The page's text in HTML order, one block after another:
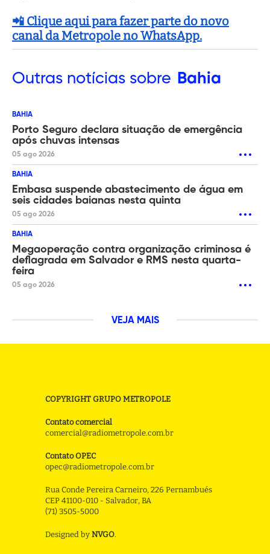
📲 Clique aqui para fazer parte do novo
canal da Metropole no WhatsApp.
Outras notícias sobre Bahia
BAHIA
Porto Seguro declara situação de emergência
após chuvas intensas
05 ago 2026
BAHIA
Embasa suspende abastecimento de água em
seis cidades baianas nesta quinta
05 ago 2026
BAHIA
Megaoperação contra organização criminosa é
deflagrada em Salvador e RMS nesta quarta-
feira
05 ago 2026
VEJA MAIS
COPYRIGHT GRUPO METROPOLE
Contato comercial
comercial@radiometropole.com.br
Contato OPEC
opec@radiometropole.com.br
Rua Conde Pereira Carneiro, 226 Pernambués
CEP 41100-010 - Salvador, BA
(71) 3505-5000
Designed by NVGO.